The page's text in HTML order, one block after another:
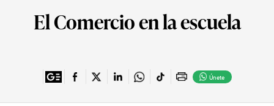
El Comercio en la escuela
Únete